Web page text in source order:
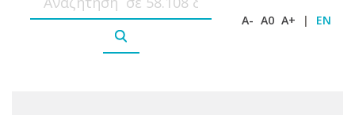
A- A0 A+ | EN